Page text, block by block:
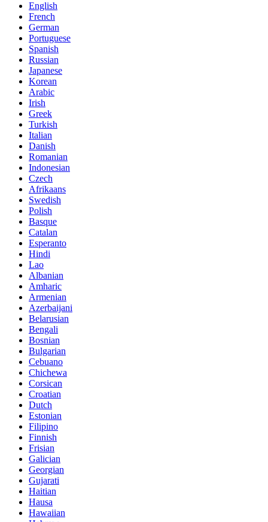
English
French
German
Portuguese
Spanish
Russian
Japanese
Korean
Arabic
Irish
Greek
Turkish
Italian
Danish
Romanian
Indonesian
Czech
Afrikaans
Swedish
Polish
Basque
Catalan
Esperanto
Hindi
Lao
Albanian
Amharic
Armenian
Azerbaijani
Belarusian
Bengali
Bosnian
Bulgarian
Cebuano
Chichewa
Corsican
Croatian
Dutch
Estonian
Filipino
Finnish
Frisian
Galician
Georgian
Gujarati
Haitian
Hausa
Hawaiian